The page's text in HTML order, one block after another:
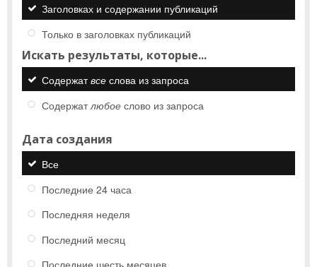
Заголовках и содержании публикаций
Только в заголовках публикаций
Искать результаты, которые...
Содержатвсе слова из запроса
Содержатлюбое слово из запроса
Дата создания
Все
Последние 24 часа
Последняя неделя
Последний месяц
Последние шесть месяцев